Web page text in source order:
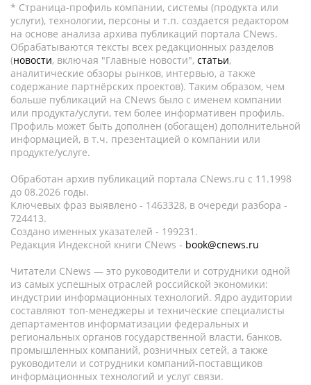
* Страница-профиль компании, системы (продукта или
услуги), технологии, персоны и т.п. создается редактором
на основе анализа архива публикаций портала CNews.
Обрабатываются тексты всех редакционных разделов
(новости, включая "Главные новости", статьи,
аналитические обзоры рынков, интервью, а также
содержание партнёрских проектов). Таким образом, чем
больше публикаций на CNews было с именем компании
или продукта/услуги, тем более информативен профиль.
Профиль может быть дополнен (обогащен) дополнительной
информацией, в т.ч. презентацией о компании или
продукте/услуге.
Обработан архив публикаций портала CNews.ru c 11.1998
до 08.2026 годы.
Ключевых фраз выявлено - 1463328, в очереди разбора -
724413.
Создано именных указателей - 199231.
Редакция Индексной книги CNews - book@cnews.ru
Читатели CNews — это руководители и сотрудники одной
из самых успешных отраслей российской экономики:
индустрии информационных технологий. Ядро аудитории
составляют топ-менеджеры и технические специалисты
департаментов информатизации федеральных и
региональных органов государственной власти, банков,
промышленных компаний, розничных сетей, а также
руководители и сотрудники компаний-поставщиков
информационных технологий и услуг связи.